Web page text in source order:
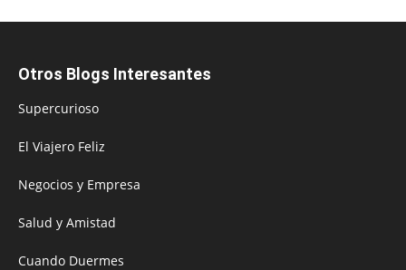
Otros Blogs Interesantes
Supercurioso
El Viajero Feliz
Negocios y Empresa
Salud y Amistad
Cuando Duermes